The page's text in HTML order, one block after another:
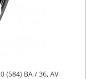
(584) BA / 36, AV